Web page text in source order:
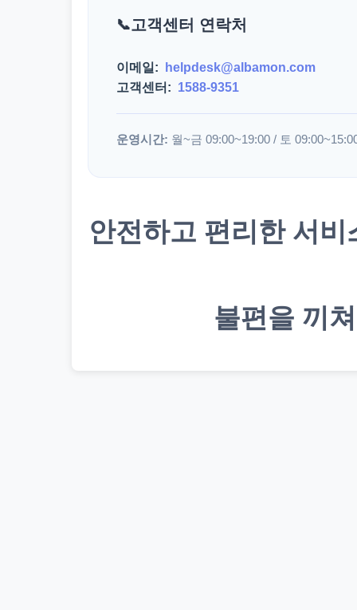
고객센터 연락처
이메일:
helpdesk@albamon.com
고객센터: 1588-9351
운영시간: 월~금 09:00~19:00 / 토
안전하고 편리한 서
불편을 끼